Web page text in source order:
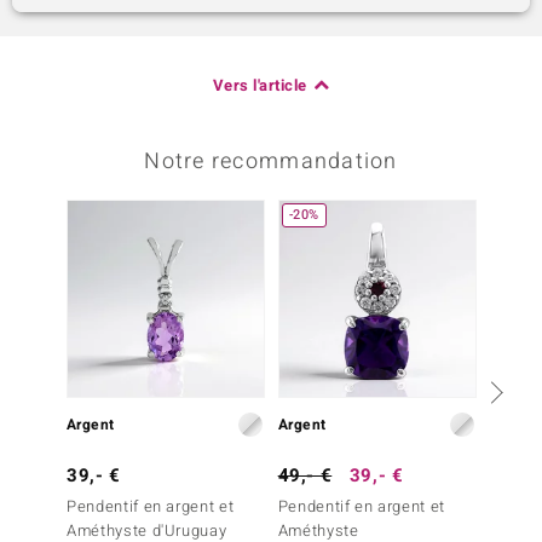
Vers l'article
Notre recommandation
Argent
39,- €
Pendentif en argent et
Améthyste d'Uruguay
-20%
Argent
49,- € 39,- €
Pendentif en argent et
Améthyste